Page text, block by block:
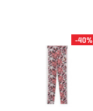
-40%